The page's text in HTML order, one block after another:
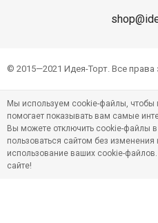
© 2015—2021 Идея-Торт. Все
Мы используем cookie-файлы, чтобы
помогает показывать вам самые
Вы можете отключить cookie-файлы
пользоваться сайтом без
использование ваших cookie-
сайте!